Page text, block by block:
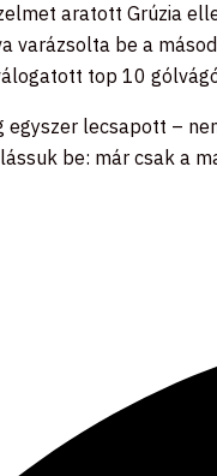
aratott Grúzia
varázsolta be a
top 10
lecsapott –
be: már csak a